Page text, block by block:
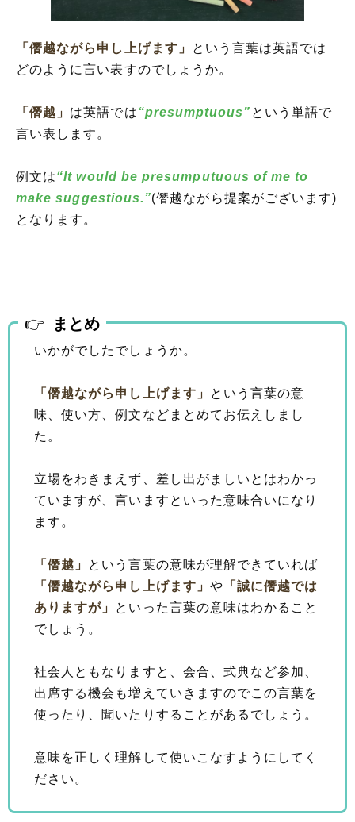
「僭越ながら申し上げます」
という言葉は英語では
どのように言い表すのでしょうか。
「僭越」 は英語では“presumptuous” という単語で
言い表します。
例文は“It would be presumputuous of me to
make suggestious.”(僭越ながら提案がございます)
となります。
まとめ
いかがでしたでしょうか。
「僭越ながら申し上げます」
という言葉の意
味、使い方、例文などまとめてお伝えしまし
た。
立場をわきまえず、差し出がましいとはわかっ
ていますが、言いますといった意味合いになり
ます。
「僭越」
という言葉の意味が理解できていれば
「僭越ながら申し上げます」 や 「誠に僭越では
ありますが」 といった言葉の意味はわかること
でしょう。
社会人ともなりますと、会合、式典など参加、
出席する機会も増えていきますのでこの言葉を
使ったり、聞いたりすることがあるでしょう。
意味を正しく理解して使いこなすようにしてく
ださい。